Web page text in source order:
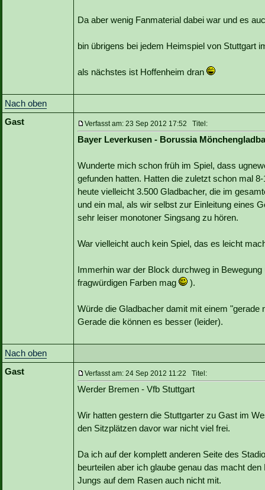
Da aber wenig Fanmaterial dabei war und es
bin übrigens bei jedem Heimspiel von Stuttgart
als nächstes ist Hoffenheim dran
Nach oben
Gast
Verfasst am: 23 Sep 2012 17:52 Titel:
Bayer Leverkusen - Borussia
Wunderte mich schon früh im Spiel, dass
gefunden hatten. Hatten die zuletzt schon mal
heute vielleicht 3.500 Gladbacher, die im
und ein mal, als wir selbst zur Einleitung eines
sehr leiser monotoner Singsang zu hören.
War vielleicht auch kein Spiel, das es leicht
Immerhin war der Block durchweg in
fragwürdigen Farben mag
).
Würde die Gladbacher damit mit einem "gerade
Gerade die können es besser (leider).
Nach oben
Gast
Verfasst am: 24 Sep 2012 11:22 Titel:
Werder Bremen - Vfb Stuttgart
Wir hatten gestern die Stuttgarter zu Gast im
den Sitzplätzen davor war nicht viel frei.
Da ich auf der komplett anderen Seite des
beurteilen aber ich glaube genau das macht
Jungs auf dem Rasen auch nicht mit.